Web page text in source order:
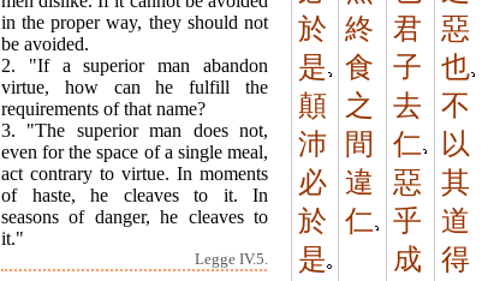
於
是
顛
沛
必
於
是
終
食
之
間
違
仁
君
子
去
仁
惡
乎
成
惡
也
不
以
其
道
得
in the proper way, they should not
be avoided.
2. "If a superior man abandon
virtue, how can he fulfill the
requirements of that name?
3. "The superior man does not,
even for the space of a single meal,
act contrary to virtue. In moments
of haste, he cleaves to it. In
seasons of danger, he cleaves to
it."
Legge IV.5.